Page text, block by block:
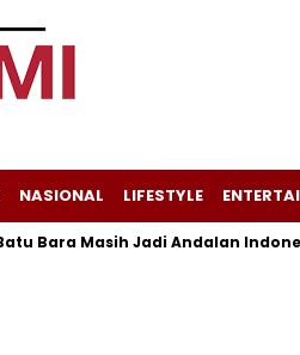
NASIONAL LIFESTYLE
Bara Masih Jadi Andalan